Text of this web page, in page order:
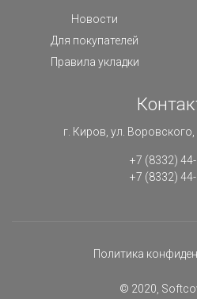
Новости
Для покупателей
Правила укладки
г. Киров, ул. Воровского,
+7 (8332)
+7 (8332)
Политика
© 2020,